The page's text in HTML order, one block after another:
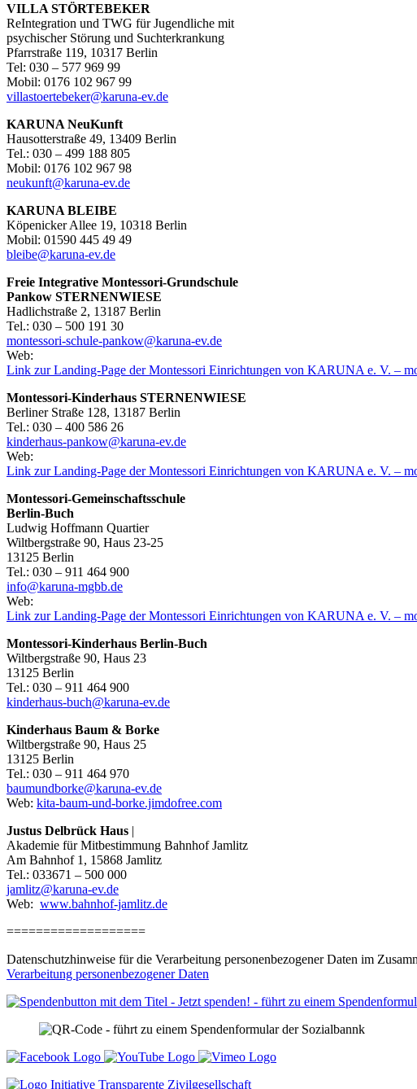
VILLA STÖRTEBEKER
ReIntegration und TWG für Jugendliche mit
psychischer Störung und Suchterkrankung
Pfarrstraße 119, 10317 Berlin
Tel: 030 – 577 969 99
Mobil: 0176 102 967 99
villastoertebeker@karuna-ev.de
KARUNA NeuKunft
Hausotterstraße 49, 13409 Berlin
Tel.: 030 – 499 188 805
Mobil: 0176 102 967 98
neukunft@karuna-ev.de
KARUNA BLEIBE
Köpenicker Allee 19, 10318 Berlin
Mobil: 01590 445 49 49
bleibe@karuna-ev.de
Freie Integrative Montessori-Grundschule
Pankow STERNENWIESE
Hadlichstraße 2, 13187 Berlin
Tel.: 030 – 500 191 30
montessori-schule-pankow@karuna-ev.de
Web:
Link zur Landing-Page der Montessori Einrichtungen von KARUNA e. V. –
Montessori-Kinderhaus STERNENWIESE
Berliner Straße 128, 13187 Berlin
Tel.: 030 – 400 586 26
kinderhaus-pankow@karuna-ev.de
Web:
Link zur Landing-Page der Montessori Einrichtungen von KARUNA e. V. –
Montessori-Gemeinschaftsschule
Berlin-Buch
Ludwig Hoffmann Quartier
Wiltbergstraße 90, Haus 23-25
13125 Berlin
Tel.: 030 – 911 464 900
info@karuna-mgbb.de
Web:
Link zur Landing-Page der Montessori Einrichtungen von KARUNA e. V. –
Montessori-Kinderhaus Berlin-Buch
Wiltbergstraße 90, Haus 23
13125 Berlin
Tel.: 030 – 911 464 900
kinderhaus-buch@karuna-ev.de
Kinderhaus Baum & Borke
Wiltbergstraße 90, Haus 25
13125 Berlin
Tel.: 030 – 911 464 970
baumundborke@karuna-ev.de
Web: kita-baum-und-borke.jimdofree.com
Justus Delbrück Haus |
Akademie für Mitbestimmung Bahnhof Jamlitz
Am Bahnhof 1, 15868 Jamlitz
Tel.: 033671 – 500 000
jamlitz@karuna-ev.de
Web: www.bahnhof-jamlitz.de
===================
Datenschutzhinweise für die Verarbeitung personenbezogener Daten im
Verarbeitung personenbezogener Daten
Zukunft für Jugendliche und Kinder in Not Int. e.